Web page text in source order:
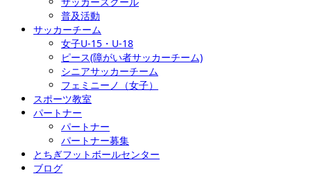
普及活動
サッカーチーム
女子U-15・U-18
ピース(障がい者サッカーチーム)
シニアサッカーチーム
フェミニーノ（女子）
スポーツ教室
パートナー
パートナー
パートナー募集
とちぎフットボールセンター
ブログ